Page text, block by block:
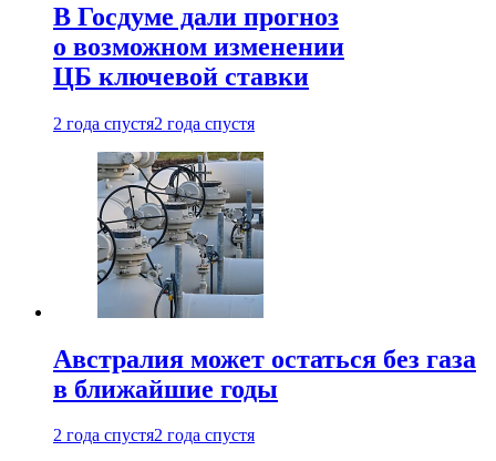
В Госдуме дали прогноз
о возможном изменении
ЦБ ключевой ставки
2 года спустя2 года спустя
Австралия может остаться без газа
в ближайшие годы
2 года спустя2 года спустя